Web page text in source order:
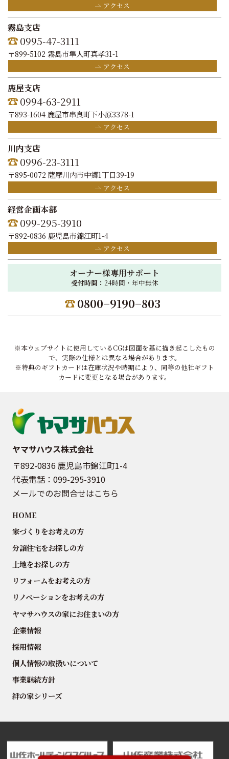
アクセス
霧島支店
0995-47-3111
〒899-5102 霧島市隼人町真孝31-1
アクセス
鹿屋支店
0994-63-2911
〒893-1604 鹿屋市串良町下小原3378-1
アクセス
川内支店
0996-23-3111
〒895-0072 薩摩川内市中郷1丁目39-19
アクセス
経営企画本部
099-295-3910
〒892-0836 鹿児島市錦江町1-4
アクセス
オーナー様専用サポート
受付時間： 24時間・年中無休
0800−9190−803
※本ウェブサイトに使用しているCGは図面を基に描き起こしたもの
で、実際の仕様とは異なる場合があります。
※特典のギフトカードは在庫状況や時期により、同等の他社ギフト
カードに変更となる場合があります。
ヤマサハウス株式会社
〒892-0836 鹿児島市錦江町1-4
代表電話： 099-295-3910
メールでのお問合せはこちら
HOME
家づくりをお考えの方
分譲住宅をお探しの方
土地をお探しの方
リフォームをお考えの方
リノベーションをお考えの方
ヤマサハウスの家にお住まいの方
企業情報
採用情報
個人情報の取扱いについて
事業継続方針
絆の家シリーズ